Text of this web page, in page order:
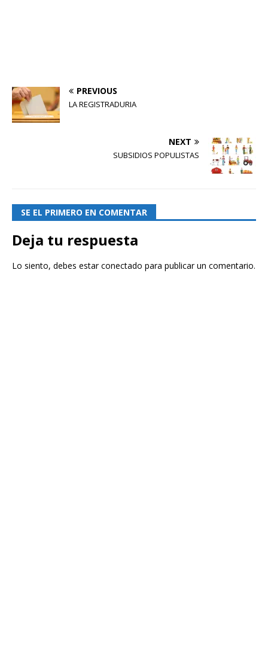
PREVIOUS
LA REGISTRADURIA
NEXT
SUBSIDIOS POPULISTAS
SE EL PRIMERO EN COMENTAR
Deja tu respuesta
Lo siento, debes estarconectado para publicar un comentario.